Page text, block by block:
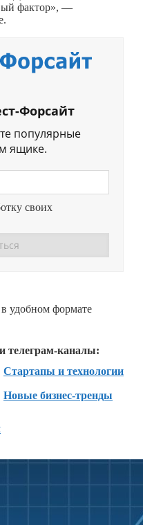
фактор», —
Форсайт
популярные
ящике.
своих
удобном формате
телеграм-каналы:
Стартапы и технологии
Новые бизнес-тренды